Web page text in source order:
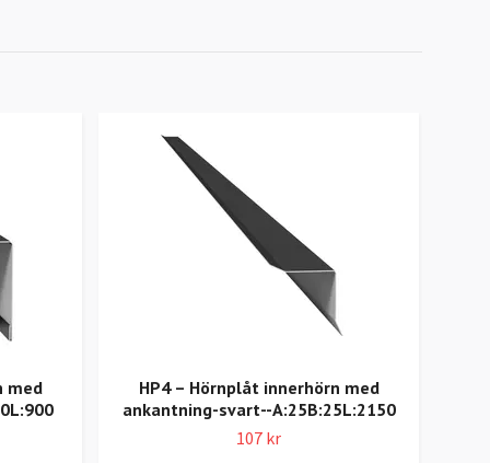
med
HP4 – Hörnplåt innerhörn med
ankantning-svart--A:25B:25L:2150
107 kr